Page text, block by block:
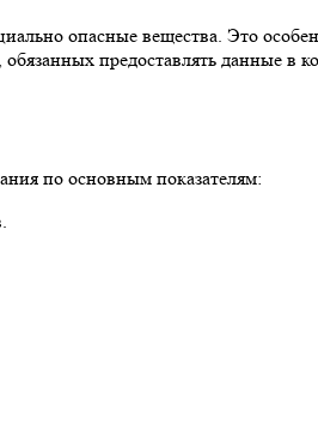
опасные вещества. Это
предоставлять данные
по основным показателям: